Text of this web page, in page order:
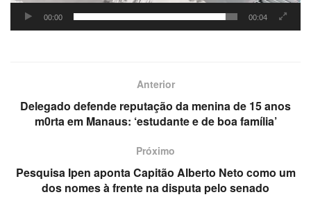
00:00 00:04
Anterior
Delegado defende reputação da menina de 15 anos
m0rta em Manaus: ‘estudante e de boa família’
Próximo
Pesquisa Ipen aponta Capitão Alberto Neto como um
dos nomes à frente na disputa pelo senado